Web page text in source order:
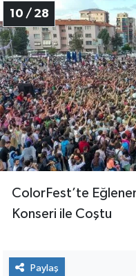
10 / 28
ColorFest’te
Konseri ile Coştu
Paylaş